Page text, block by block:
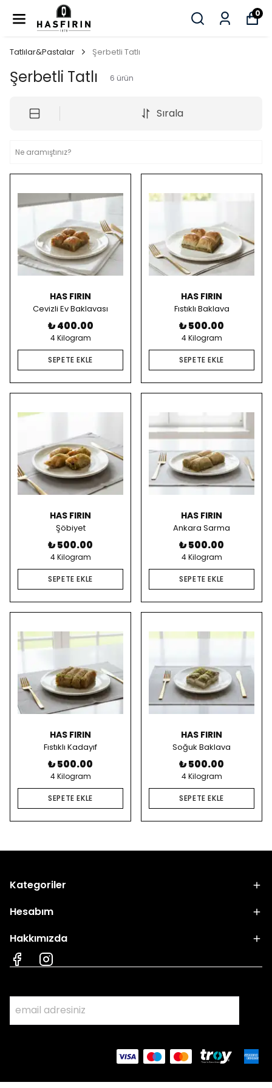
0
Tatlılar&Pastalar Şerbetli Tatlı
Şerbetli Tatlı 6 ürün
Sırala
HAS FIRIN
Cevizli Ev Baklavası
₺ 400.00
4 Kilogram
SEPETE EKLE
HAS FIRIN
Fıstıklı Baklava
₺ 500.00
4 Kilogram
SEPETE EKLE
HAS FIRIN
Şöbiyet
₺ 500.00
4 Kilogram
SEPETE EKLE
HAS FIRIN
Ankara Sarma
₺ 500.00
4 Kilogram
SEPETE EKLE
HAS FIRIN
Fıstıklı Kadayıf
₺ 500.00
4 Kilogram
SEPETE EKLE
HAS FIRIN
Soğuk Baklava
₺ 500.00
4 Kilogram
SEPETE EKLE
Kategoriler
Hesabım
Hakkımızda